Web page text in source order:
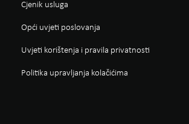
Cjenik usluga
Opći uvjeti poslovanja
Uvjeti korištenja i pravila privatnosti
Politika upravljanja kolačićima